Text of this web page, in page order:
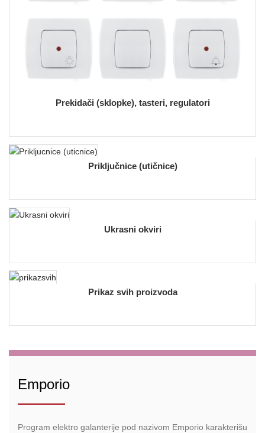
Prekidači (sklopke), tasteri, regulatori
Priključnice (utičnice)
Ukrasni okviri
Prikaz svih proizvoda
Emporio
Program elektro galanterije pod nazivom Emporio karakterišu